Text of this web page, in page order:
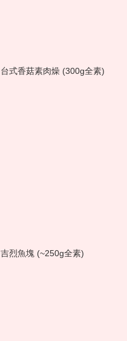
台式香菇素肉燥 (300g全素)
吉烈魚塊 (~250g全素)